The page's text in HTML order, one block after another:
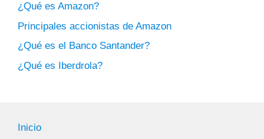
¿Qué es Amazon?
Principales accionistas de Amazon
¿Qué es el Banco Santander?
¿Qué es Iberdrola?
Inicio